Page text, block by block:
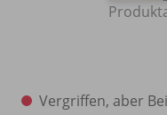
Vergriffen, aber